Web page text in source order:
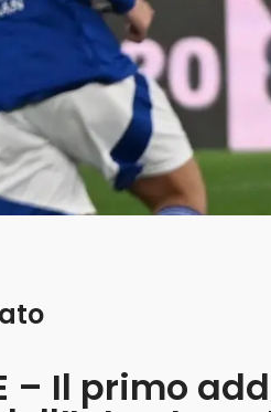
– Il primo